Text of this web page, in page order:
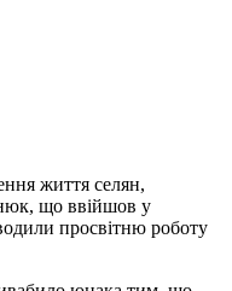
життя селян,
що ввійшов у
просвітню роботу